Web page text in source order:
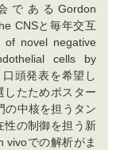
であるGordon
CNSと毎年交互
novel negative
cells by
頭発表を希望し
したためポスター
の中核を担うタン
性の制御を担う新
vivoでの解析がま